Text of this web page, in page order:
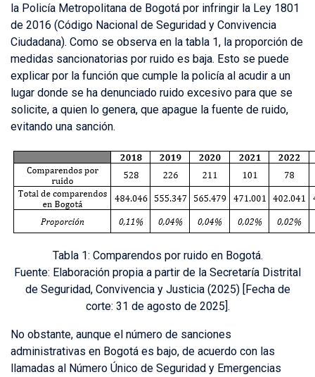
la Policía Metropolitana de Bogotá por infringir la Ley 1801
de 2016 (Código Nacional de Seguridad y Convivencia
Ciudadana). Como se observa en la tabla 1, la proporción de
medidas sancionatorias por ruido es baja. Esto se puede
explicar por la función que cumple la policía al acudir a un
lugar donde se ha denunciado ruido excesivo para que se
solicite, a quien lo genera, que apague la fuente de ruido,
evitando una sanción.
Tabla 1: Comparendos por ruido en Bogotá.
Fuente: Elaboración propia a partir de la Secretaría Distrital
de Seguridad, Convivencia y Justicia (2025) [Fecha de
corte: 31 de agosto de 2025].
No obstante, aunque el número de sanciones
administrativas en Bogotá es bajo, de acuerdo con las
llamadas al Número Único de Seguridad y Emergencias